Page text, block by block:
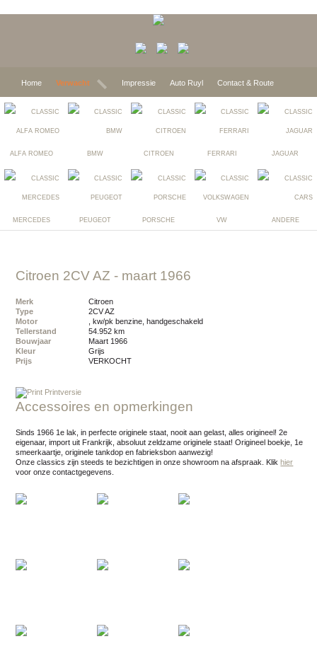
Home Verwacht Impressie Auto Ruyl Contact & Route
ALFA ROMEO BMW CITROEN FERRARI JAGUAR
MERCEDES PEUGEOT PORSCHE VW ANDERE
Citroen 2CV AZ - maart 1966
Merk
Citroen
Type
2CV AZ
Motor
, kw/pk benzine, handgeschakeld
Tellerstand
54.952 km
Bouwjaar
maart 1966
Kleur
grijs
Prijs
VERKOCHT
Printversie
Accessoires en opmerkingen
Sinds 1966 1e lak, in perfecte originele staat, nooit aan gelast, alles origineel! 2e
eigenaar, import uit Frankrijk, absoluut zeldzame originele staat! Origineel boekje, 1e
smeerkaartje, originele tankdop en fabrieksbon aanwezig!
Onze classics zijn steeds te bezichtigen in onze showroom na afspraak.
Klik hier
voor onze contactgegevens.